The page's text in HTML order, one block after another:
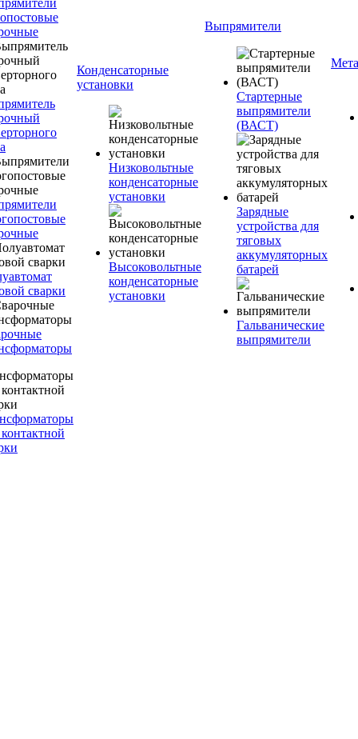
сварки
Конденсаторные
установки
Низковольтные
конденсаторные
установки
Высоковольтные
конденсаторные
установки
Выпрямители
Стартерные
выпрямители
(ВАСТ)
Зарядные
устройства для
тяговых
аккумуляторных
батарей
Гальванические
выпрямители